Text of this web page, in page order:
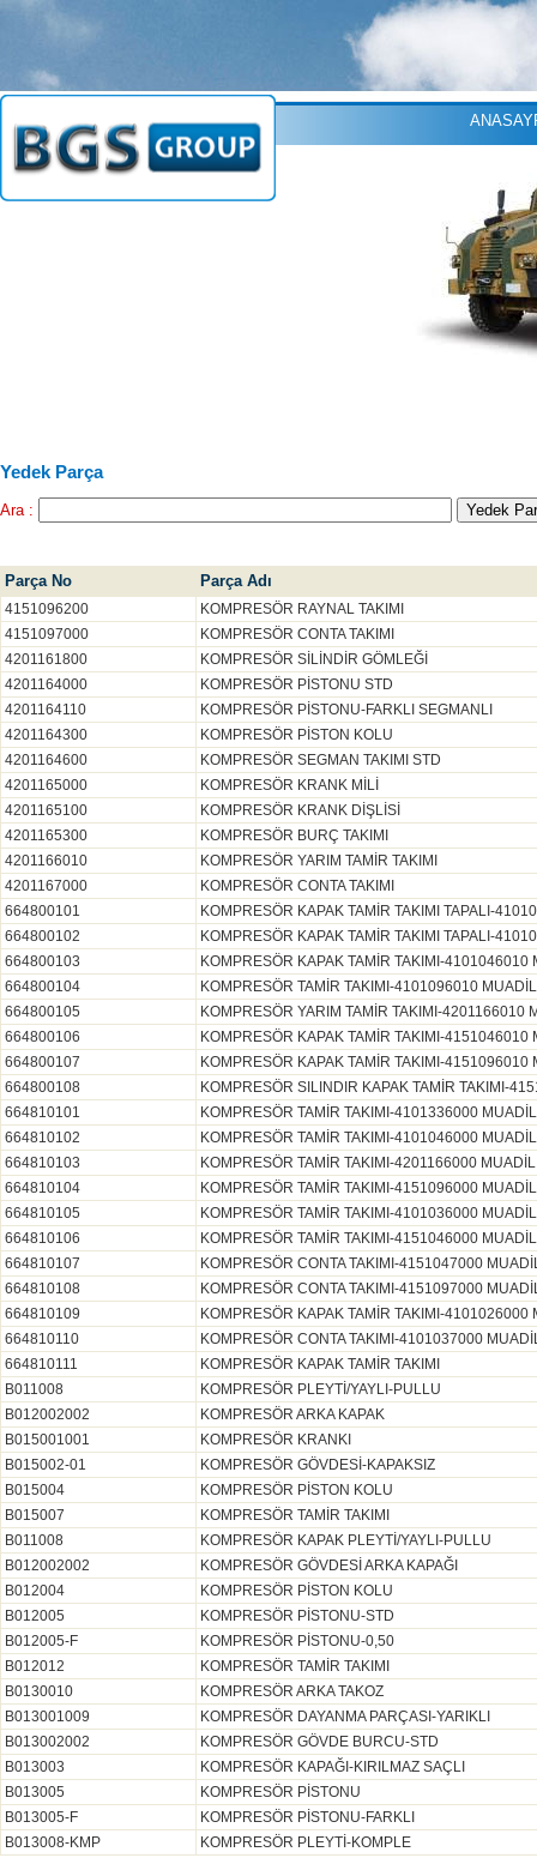
Yedek Parça
Ara :
Parça No Parça Adı
4151096200
KOMPRESÖR RAYNAL TAKIMI
4151097000
KOMPRESÖR CONTA TAKIMI
4201161800
KOMPRESÖR SİLİNDİR GÖMLEĞİ
4201164000
KOMPRESÖR PİSTONU STD
4201164110
KOMPRESÖR PİSTONU-FARKLI SEGMANLI
4201164300
KOMPRESÖR PİSTON KOLU
4201164600
KOMPRESÖR SEGMAN TAKIMI STD
4201165000
KOMPRESÖR KRANK MİLİ
4201165100
KOMPRESÖR KRANK DİŞLİSİ
4201165300
KOMPRESÖR BURÇ TAKIMI
4201166010
KOMPRESÖR YARIM TAMİR TAKIMI
4201167000
KOMPRESÖR CONTA TAKIMI
664800101
KOMPRESÖR KAPAK TAMİR TAKIMI TAPALI-
664800102
KOMPRESÖR KAPAK TAMİR TAKIMI TAPALI-
664800103
KOMPRESÖR KAPAK TAMİR TAKIMI-4101046010
664800104
KOMPRESÖR TAMİR TAKIMI-4101096010
664800105
KOMPRESÖR YARIM TAMİR TAKIMI-4201166010
664800106
KOMPRESÖR KAPAK TAMİR TAKIMI-4151046010
664800107
KOMPRESÖR KAPAK TAMİR TAKIMI-4151096010
664800108
KOMPRESÖR SILINDIR KAPAK TAMİR TAKIMI-
664810101
KOMPRESÖR TAMİR TAKIMI-4101336000
664810102
KOMPRESÖR TAMİR TAKIMI-4101046000
664810103
KOMPRESÖR TAMİR TAKIMI-4201166000
664810104
KOMPRESÖR TAMİR TAKIMI-4151096000
664810105
KOMPRESÖR TAMİR TAKIMI-4101036000
664810106
KOMPRESÖR TAMİR TAKIMI-4151046000
664810107
KOMPRESÖR CONTA TAKIMI-4151047000
664810108
KOMPRESÖR CONTA TAKIMI-4151097000
664810109
KOMPRESÖR KAPAK TAMİR TAKIMI-4101026000
664810110
KOMPRESÖR CONTA TAKIMI-4101037000
664810111
KOMPRESÖR KAPAK TAMİR TAKIMI
B011008
KOMPRESÖR PLEYTİ/YAYLI-PULLU
B012002002
KOMPRESÖR ARKA KAPAK
B015001001
KOMPRESÖR KRANKI
B015002-01
KOMPRESÖR GÖVDESİ-KAPAKSIZ
B015004
KOMPRESÖR PİSTON KOLU
B015007
KOMPRESÖR TAMİR TAKIMI
B011008
KOMPRESÖR KAPAK PLEYTİ/YAYLI-PULLU
B012002002
KOMPRESÖR GÖVDESİ ARKA KAPAĞI
B012004
KOMPRESÖR PİSTON KOLU
B012005
KOMPRESÖR PİSTONU-STD
B012005-F
KOMPRESÖR PİSTONU-0,50
B012012
KOMPRESÖR TAMİR TAKIMI
B0130010
KOMPRESÖR ARKA TAKOZ
B013001009
KOMPRESÖR DAYANMA PARÇASI-YARIKLI
B013002002
KOMPRESÖR GÖVDE BURCU-STD
B013003
KOMPRESÖR KAPAĞI-KIRILMAZ SAÇLI
B013005
KOMPRESÖR PİSTONU
B013005-F
KOMPRESÖR PİSTONU-FARKLI
B013008-KMP
KOMPRESÖR PLEYTİ-KOMPLE